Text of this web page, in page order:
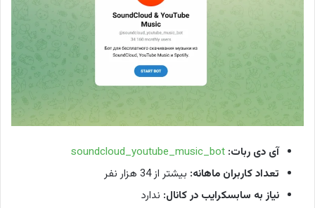
آی دی ربات: soundcloud_youtube_music_bot
تعداد کاربران ماهانه: بیشتر از 34 هزار نفر
نیاز به سابسکرایب در کانال: ندارد